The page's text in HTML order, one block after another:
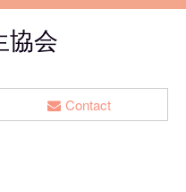
協会
Contact